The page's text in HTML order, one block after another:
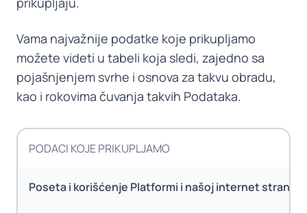
Vama najvažnije podatke koje prikupljamo
možete videti u tabeli koja sledi, zajedno sa
pojašnjenjem svrhe i osnova za takvu obradu,
kao i rokovima čuvanja takvih Podataka.
PODACI KOJE PRIKUPLJAMO
Poseta i korišćenje Platformi i našoj internet stranici